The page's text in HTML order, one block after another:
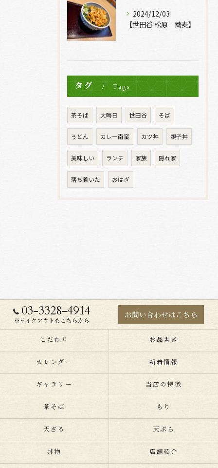
2024/12/03
【世田谷 松原 蕎麦】
タグ Tags
茶そば 大晦日 世田谷 そば
うどん カレー南蛮 カツ丼 親子丼
美味しい ランチ 家族 隠れ家
落ち着いた おはぎ
03-3328-4914
※テイクアウトもこちらから
お問い合わせはこちら
こだわり お品書き
カレンダー 新着情報
ギャラリー 当店の特徴
茶そば もり
天ざる 天ぷら
丼物 店舗紹介